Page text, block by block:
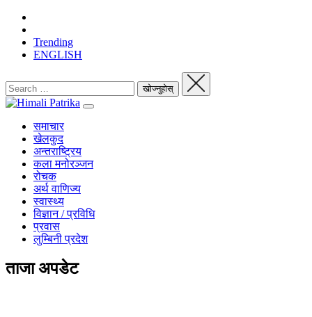
Trending
ENGLISH
समाचार
खेलकुद
अन्तराष्ट्रिय
कला मनोरञ्जन
रोचक
अर्थ वाणिज्य
स्वास्थ्य
विज्ञान / प्रविधि
प्रवास
लुम्बिनी प्रदेश
ताजा अपडेट